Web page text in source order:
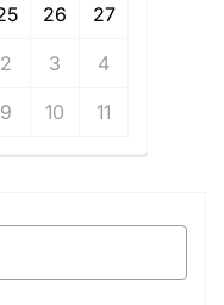
26 27
2 3 4
9 10 11